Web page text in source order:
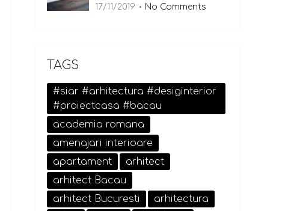
17/11/2019 No Comments
TAGS
#siar #arhitectura #desiginterior
#proiectcasa #bacau
academia romana
amenajari interioare
apartament
arhitect
arhitect Bacau
arhitect Bucuresti
arhitectura